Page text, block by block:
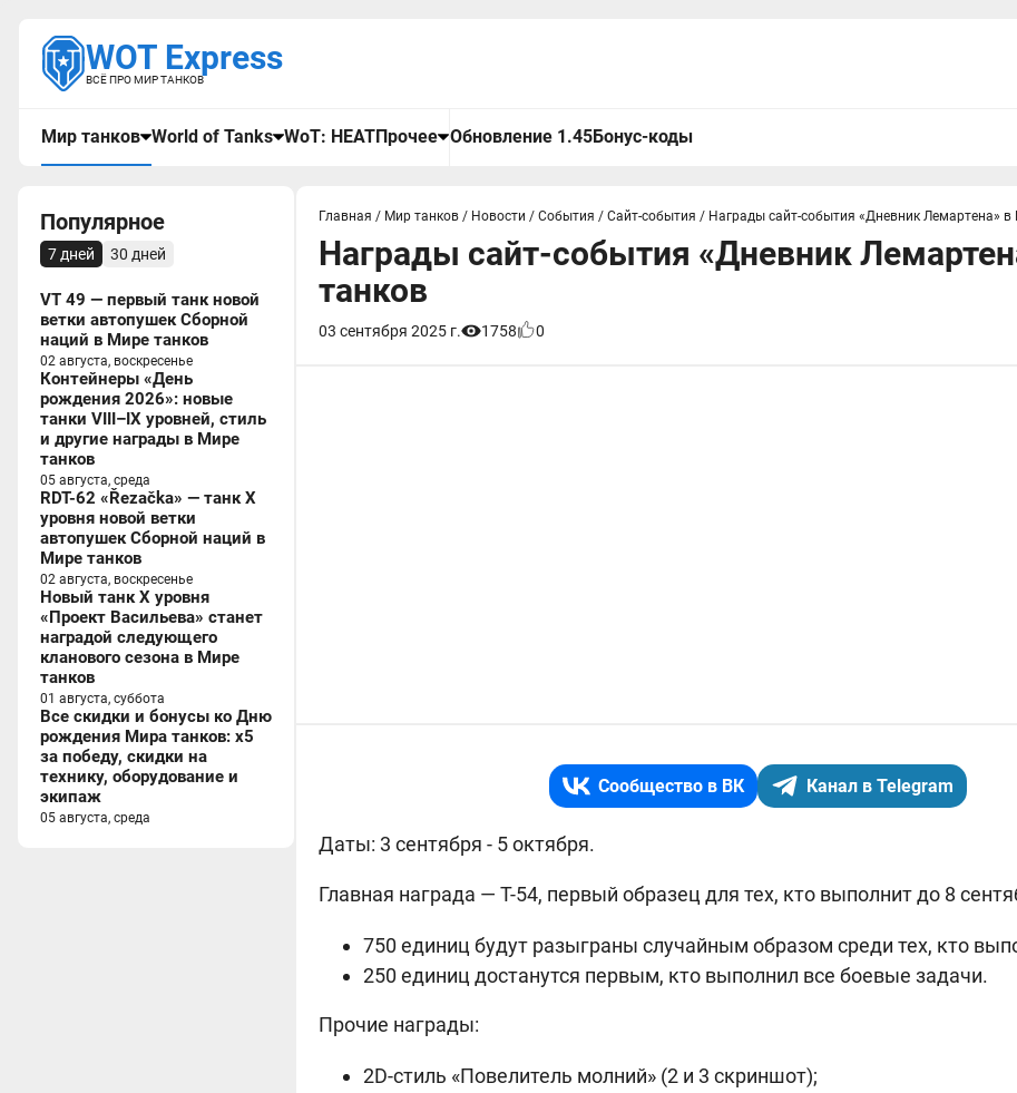
WOT Express
ВСЁ ПРО МИР ТАНКОВ
Мир танков World of Tanks WoT: HEATПрочее Обновление 1.45Бонус-коды
Популярное
7 дней 30 дней
VT 49 — первый танк новой
ветки автопушек Сборной
наций в Мире танков
02 августа, воскресенье
Контейнеры «День
рождения 2026»: новые
танки VIII–IX уровней, стиль
и другие награды в Мире
танков
05 августа, среда
RDT-62 «Řezačka» — танк X
уровня новой ветки
автопушек Сборной наций в
Мире танков
02 августа, воскресенье
Новый танк X уровня
«Проект Васильева» станет
наградой следующего
кланового сезона в Мире
танков
01 августа, суббота
Все скидки и бонусы ко Дню
рождения Мира танков: x5
за победу, скидки на
технику, оборудование и
экипаж
05 августа, среда
Главная / Мир танков / Новости / События / Сайт-события / Награды сайт-события «Дневник Лемартена» в
Награды сайт-события «Дневник
танков
03 сентября 2025 г. 1758 0
Сообщество в ВК Канал в Telegram
Даты: 3 сентября - 5 октября.
Главная награда — Т-54, первый образец для тех, кто выполнит до 8
750 единиц будут разыграны случайным образом среди тех, кто
250 единиц достанутся первым, кто выполнил все боевые задачи.
Прочие награды:
2D-стиль «Повелитель молний» (2 и 3 скриншот);